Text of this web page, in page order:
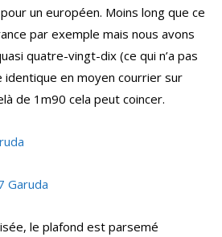
un européen. Moins long que ce
par exemple mais nous avons
quatre-vingt-dix (ce qui n’a pas
identique en moyen courrier sur
de 1m90 cela peut coincer.
le plafond est parsemé